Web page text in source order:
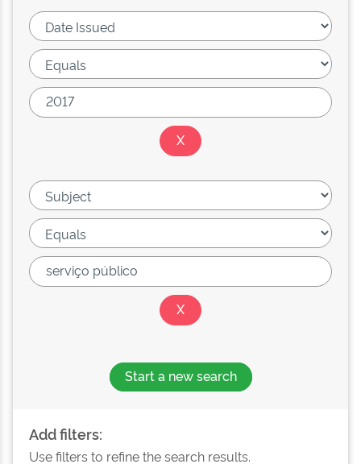
Start a new search
Add filters:
Use filters to refine the search results.